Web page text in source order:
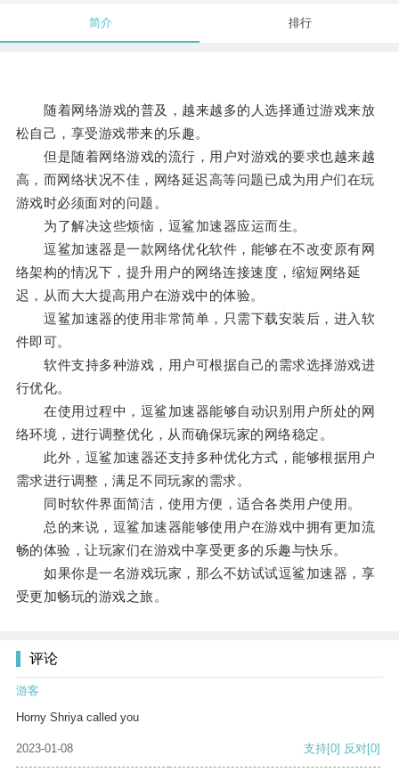
简介 排行
随着网络游戏的普及，越来越多的人选择通过游戏来放
松自己，享受游戏带来的乐趣。
但是随着网络游戏的流行，用户对游戏的要求也越来越
高，而网络状况不佳，网络延迟高等问题已成为用户们在玩
游戏时必须面对的问题。
为了解决这些烦恼，逗鲨加速器应运而生。
逗鲨加速器是一款网络优化软件，能够在不改变原有网
络架构的情况下，提升用户的网络连接速度，缩短网络延
迟，从而大大提高用户在游戏中的体验。
逗鲨加速器的使用非常简单，只需下载安装后，进入软
件即可。
软件支持多种游戏，用户可根据自己的需求选择游戏进
行优化。
在使用过程中，逗鲨加速器能够自动识别用户所处的网
络环境，进行调整优化，从而确保玩家的网络稳定。
此外，逗鲨加速器还支持多种优化方式，能够根据用户
需求进行调整，满足不同玩家的需求。
同时软件界面简洁，使用方便，适合各类用户使用。
总的来说，逗鲨加速器能够使用户在游戏中拥有更加流
畅的体验，让玩家们在游戏中享受更多的乐趣与快乐。
如果你是一名游戏玩家，那么不妨试试逗鲨加速器，享
受更加畅玩的游戏之旅。
评论
游客
Horny Shriya called you
2023-01-08 支持[0] 反对[0]